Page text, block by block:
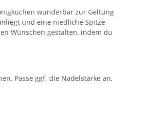
wunderbar zur Geltung
und eine niedliche Spitze
Wünschen gestalten, indem du
Passe ggf. die Nadelstärke an,